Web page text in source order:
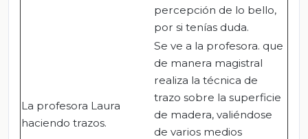
percepción de lo bello,
por si tenías duda.
La profesora Laura
haciendo trazos.
Se ve a la profesora. que
de manera magistral
realiza la técnica de
trazo sobre la superficie
de madera, valiéndose
de varios medios